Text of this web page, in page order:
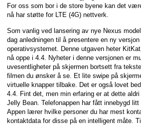
For oss som bor i de store byene kan det
nå har støtte for LTE (4G) nettverk.
Som vanlig ved lansering av nye Nexus
dag anledningen til å presentere en ny versjon
operativsystemet. Denne utgaven heter
nå oppe i 4.4. Nyheter i denne versjonen er
uvesentligheter på skjermen bortsett fra
filmen du ønsker å se. Et lite swipe på
virtuelle knapper tilbake. Det er også lovet
4.4. Fint det, men min erfaring er at dette
Jelly Bean. Telefonappen har fått innebygd litt
Appen lærer hvilke personer du har mest
kontaktdata for disse på en intelligent måte.